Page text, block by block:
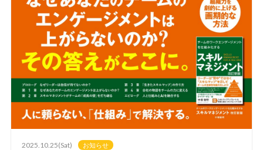
2025.10.25(Sat) お知らせ